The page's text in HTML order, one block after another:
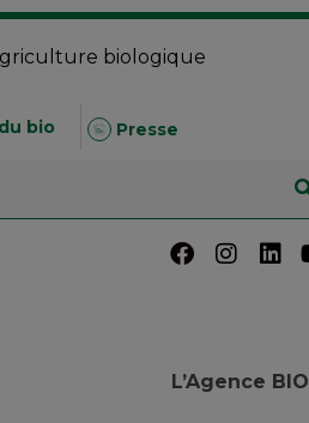
biologique
bio Presse
L’Agence BIO